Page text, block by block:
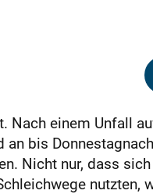
Nach einem Unfall
bis
Nicht nur, dass
nutzten,